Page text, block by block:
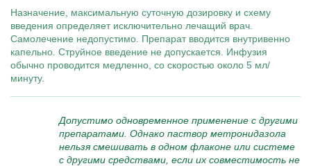
Назначение, максимальную суточную дозировку и схему
введения определяет исключительно лечащий врач.
Самолечение недопустимо. Препарат вводится внутривенно
капельно. Струйное введение не допускается. Инфузия
обычно проводится медленно, со скоростью около 5 мл/
минуту.
Допустимо одновременное применение с другими
препаратами. Однако паствор метронидазола
нельзя смешивать в одном флаконе или системе
с другими средствами, если их совместимость не